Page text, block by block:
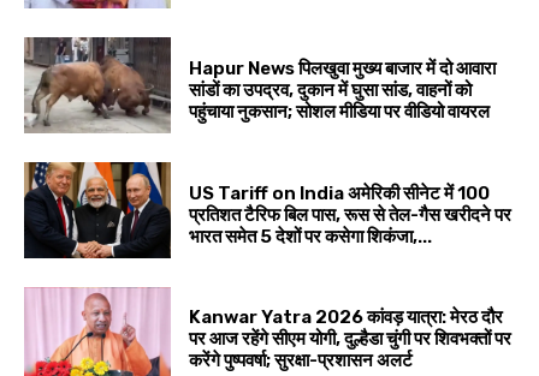
Hapur News पिलखुवा मुख्य बाजार में दो आवारा
सांडों का उपद्रव, दुकान में घुसा सांड, वाहनों को
पहुंचाया नुकसान; सोशल मीडिया पर वीडियो वायरल
US Tariff on India अमेरिकी सीनेट में 100
प्रतिशत टैरिफ बिल पास, रूस से तेल-गैस खरीदने पर
भारत समेत 5 देशों पर कसेगा शिकंजा,...
Kanwar Yatra 2026 कांवड़ यात्रा: मेरठ दौर
पर आज रहेंगे सीएम योगी, दुल्हैडा चुंगी पर शिवभक्तों पर
करेंगे पुष्पवर्षा; सुरक्षा-प्रशासन अलर्ट